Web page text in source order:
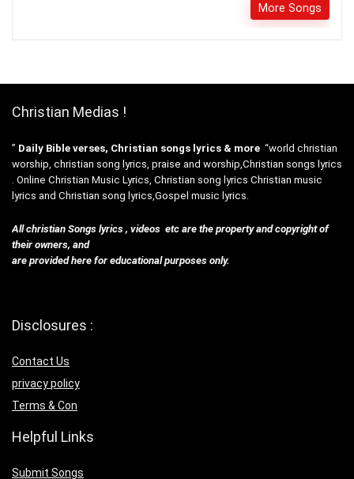
More Songs
Christian Medias !
” Daily Bible verses, Christian songs lyrics & more “world christian
worship, christian song lyrics, praise and worship,Christian songs lyrics
. Online Christian Music Lyrics, Christian song lyrics Christian music
lyrics and Christian song lyrics,Gospel music lyrics.
All christian Songs lyrics , videos etc are the property and copyright of
their owners, and
are provided here for educational purposes only.
Disclosures :
Contact Us
privacy policy
Terms & Con
Helpful Links
Submit Songs